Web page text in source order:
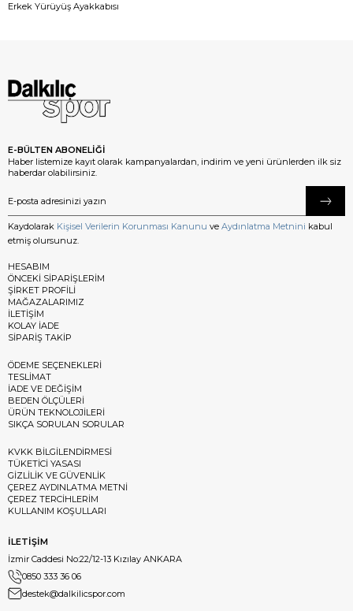
Erkek Yürüyüş Ayakkabısı
E-BÜLTEN ABONELİĞİ
Haber listemize kayıt olarak kampanyalardan, indirim ve yeni ürünlerden ilk siz
haberdar olabilirsiniz.
Kaydolarak Kişisel Verilerin Korunması Kanunu ve Aydınlatma Metnini kabul
etmiş olursunuz.
HESABIM
ÖNCEKİ SİPARİŞLERİM
ŞİRKET PROFİLİ
MAĞAZALARIMIZ
İLETİŞİM
KOLAY İADE
SİPARİŞ TAKİP
ÖDEME SEÇENEKLERİ
TESLİMAT
İADE VE DEĞİŞİM
BEDEN ÖLÇÜLERİ
ÜRÜN TEKNOLOJİLERİ
SIKÇA SORULAN SORULAR
KVKK BİLGİLENDİRMESİ
TÜKETİCİ YASASI
GİZLİLİK VE GÜVENLİK
ÇEREZ AYDINLATMA METNİ
ÇEREZ TERCİHLERİM
KULLANIM KOŞULLARI
İLETİŞİM
İzmir Caddesi No:22/12-13 Kızılay ANKARA
0850 333 36 06
destek@dalkilicspor.com